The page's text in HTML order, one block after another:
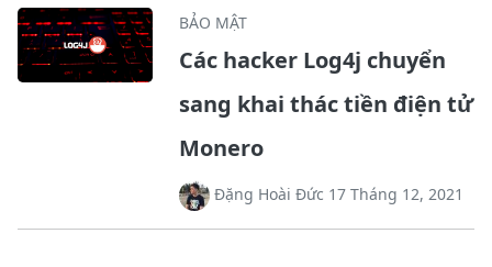
BẢO MẬT
Các hacker Log4j chuyển
sang khai thác tiền điện tử
Monero
Đặng Hoài Đức 17 Tháng 12, 2021